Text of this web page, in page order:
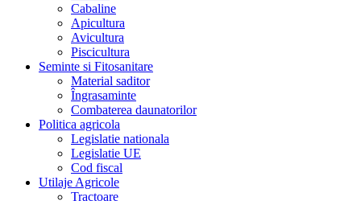
Cabaline
Apicultura
Avicultura
Piscicultura
Seminte si Fitosanitare
Material saditor
Îngrasaminte
Combaterea daunatorilor
Politica agricola
Legislatie nationala
Legislatie UE
Cod fiscal
Utilaje Agricole
Tractoare